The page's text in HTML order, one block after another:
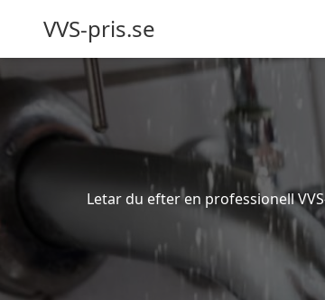
VVS-pris.se
Letar du efter en professionell